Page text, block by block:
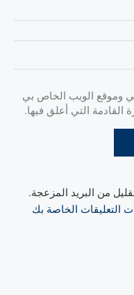
وموقع الويب الخاص بي
التي أعلق فيها.
من البريد المزعجة.
التعليقات الخاصة بك